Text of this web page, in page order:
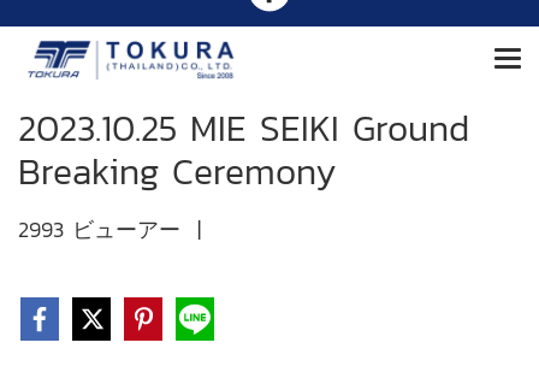
2023.10.25 MIE SEIKI Ground
Breaking Ceremony
2993 ビューアー |